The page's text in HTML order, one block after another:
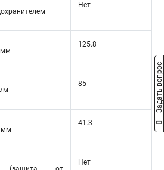
Нет
мм
125.8
85
мм
41.3
Нет
Задать вопрос